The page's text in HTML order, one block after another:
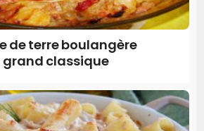
de terre boulangère
grand classique